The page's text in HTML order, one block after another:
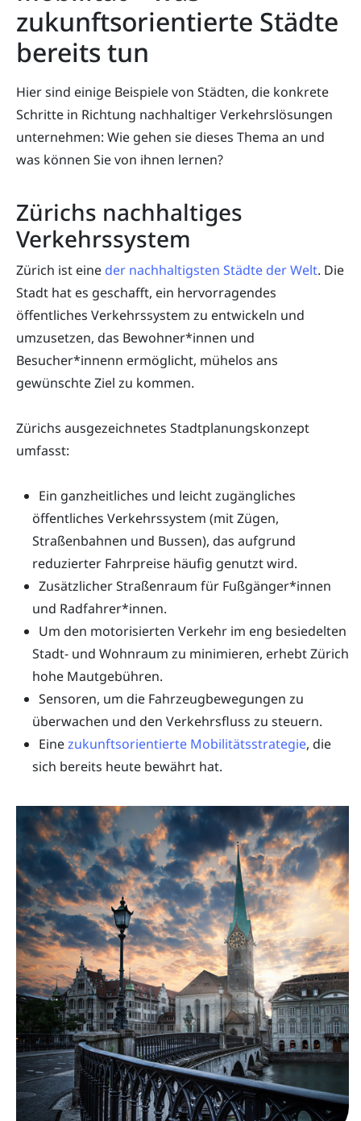
zukunftsorientierte Städte
bereits tun
Hier sind einige Beispiele von Städten, die konkrete
Schritte in Richtung nachhaltiger Verkehrslösungen
unternehmen: Wie gehen sie dieses Thema an und
was können Sie von ihnen lernen?
Zürichs nachhaltiges
Verkehrssystem
Zürich ist eine der nachhaltigsten Städte der Welt. Die
Stadt hat es geschafft, ein hervorragendes
öffentliches Verkehrssystem zu entwickeln und
umzusetzen, das Bewohner*innen und
Besucher*innenn ermöglicht, mühelos ans
gewünschte Ziel zu kommen.
Zürichs ausgezeichnetes Stadtplanungskonzept
umfasst:
Ein ganzheitliches und leicht zugängliches
öffentliches Verkehrssystem (mit Zügen,
Straßenbahnen und Bussen), das aufgrund
reduzierter Fahrpreise häufig genutzt wird.
Zusätzlicher Straßenraum für Fußgänger*innen
und Radfahrer*innen.
Um den motorisierten Verkehr im eng besiedelten
Stadt- und Wohnraum zu minimieren, erhebt Zürich
hohe Mautgebühren.
Sensoren, um die Fahrzeugbewegungen zu
überwachen und den Verkehrsfluss zu steuern.
Einezukunftsorientierte Mobilitätsstrategie, die
sich bereits heute bewährt hat.